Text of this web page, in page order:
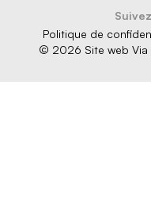
© 2026 Site web Via
Politique de